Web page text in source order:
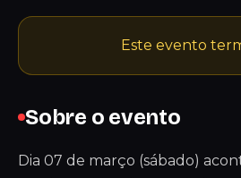
Sobre o evento
Dia 07 de março (sábado)
Este evento